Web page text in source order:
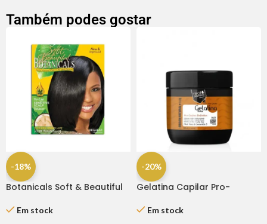
Também podes gostar
-18%
Botanicals Soft & Beautiful
Em stock
-20%
Gelatina Capilar Pro-
Em stock